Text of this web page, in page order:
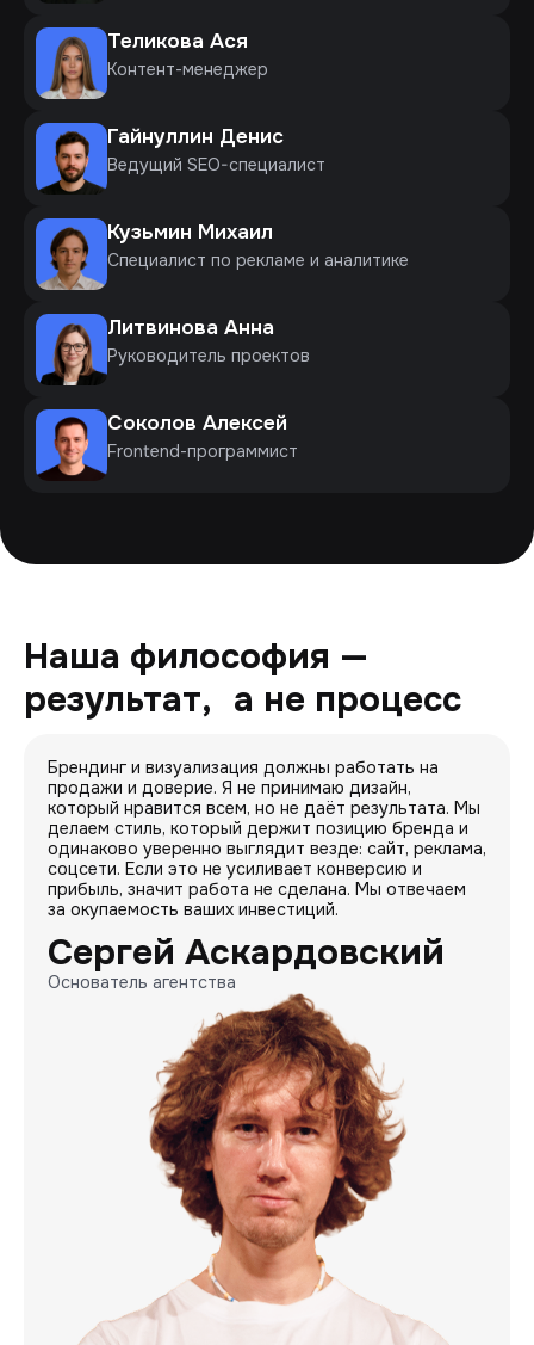
Теликова Ася
Контент-менеджер
Гайнуллин Денис
Ведущий SEO-специалист
Кузьмин Михаил
Специалист по рекламе и аналитике
Литвинова Анна
Руководитель проектов
Соколов Алексей
Frontend-программист
Наша философия —
результат, а не процесс
Брендинг и визуализация должны работать на
продажи и доверие. Я не принимаю дизайн,
который нравится всем, но не даёт результата. Мы
делаем стиль, который держит позицию бренда и
одинаково уверенно выглядит везде: сайт, реклама,
соцсети. Если это не усиливает конверсию и
прибыль, значит работа не сделана. Мы отвечаем
за окупаемость ваших инвестиций.
Сергей Аскардовский
Основатель агентства